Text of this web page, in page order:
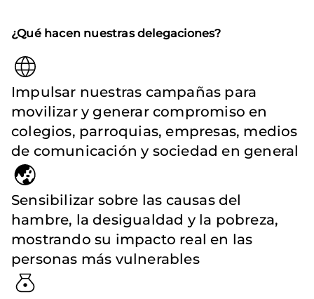
¿Qué hacen nuestras delegaciones?
Impulsar nuestras campañas para
movilizar y generar compromiso en
colegios, parroquias, empresas, medios
de comunicación y sociedad en general
Sensibilizar sobre las causas del
hambre, la desigualdad y la pobreza,
mostrando su impacto real en las
personas más vulnerables